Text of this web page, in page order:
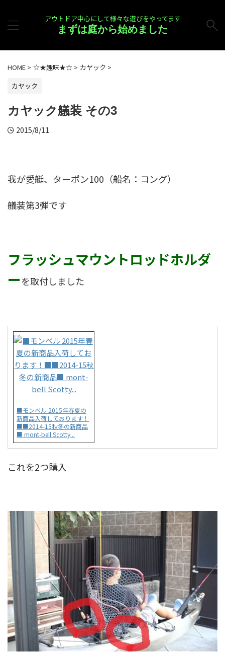
アウトドア中心にして様々な遊びをやってます
まずは庭から始めました
HOME > ☆★趣味★☆ > カヤック >
カヤック
カヤック艤装 その3
2015/8/11
我が愛艇、ターポン100（船名：コング）
艤装第3弾です
フラッシュマウントロッドホルダ
ーを取付しました
■モンベル 2015年春夏の
新商品入荷しております！
■■2014-15秋冬の新商品
■ mont-bell Scotty...
これを2つ購入